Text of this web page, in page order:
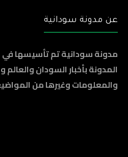
عن مدونة سودانية
المدونة بأخبار السودان
والمعلومات وغيرها من